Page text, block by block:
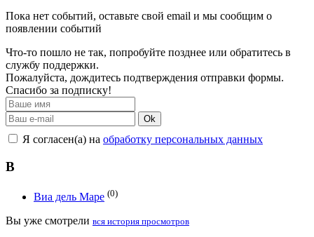
Пока нет событий, оставьте свой email и мы сообщим о
появлении событий
Что-то пошло не так, попробуйте позднее или обратитесь в
службу поддержки.
Пожалуйста, дождитесь подтверждения отправки формы.
Спасибо за подписку!
Ok
Я согласен(а) на обработку персональных данных
В
Виа дель Маре (0)
Вы уже смотрели вся история просмотров